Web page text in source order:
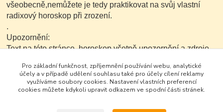
všeobecně,nemůžete je tedy praktikovat na svůj vlastní
radixový horoskop při zrození.
.
Upozornění:
Text na této stránce ,horoskop včetně upozornění a zdroje
kopírovat nekomerčním
způsobem.
Pro základní funkčnost, zpříjemnění používání webu, analytické
účely a v případě udělení souhlasu také pro účely cílení reklamy
využíváme soubory cookies. Nastavení vlastních preferencí
cookies můžete kdykoli upravit odkazem ve spodní části stránek.